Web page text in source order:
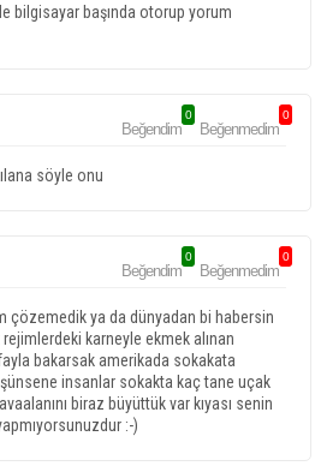
bilgisayar başında otorup yorum
Beğendim
0
Beğenmedim
0
söyle onu
Beğendim
0
Beğenmedim
0
çözemedik ya da dünyadan bi habersin
karneyle ekmek alınan
bakarsak amerikada sokakata
insanlar sokakta kaç tane uçak
biraz büyüttük var kıyası senin
:-)